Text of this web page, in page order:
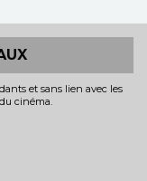
et sans lien avec les
cinéma.